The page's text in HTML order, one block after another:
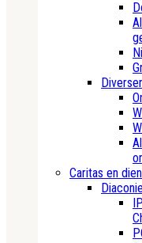
Caritas en